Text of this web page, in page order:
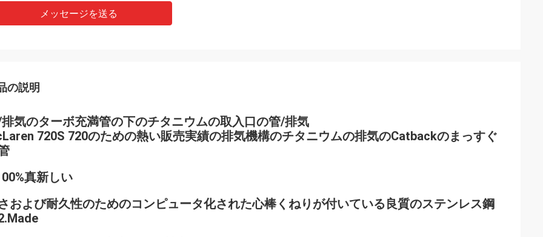
メッセージを送る
の説明
気のターボ充満管の下のチタニウムの取入口の管/排気
720S 720のための熱い販売実績の排気機構のチタニウムの排気のCatbackのまっすぐ
真新しい
および耐久性のためのコンピュータ化された心棒くねりが付いている良質のステンレス鋼